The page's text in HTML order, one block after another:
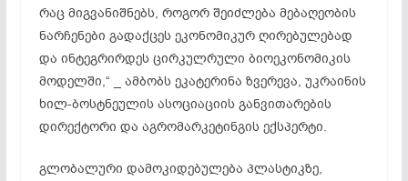
რაც მიგვანიშნებს, როგორ შეიძლება მებაღეობის
ნარჩენები გადაქცეს ეკონომიკურ ღირებულებად
და ინტეგრირდეს ცირკულრული ბიოეკონომიკის
მოდელში,“ _ ამბობს ეკატერინა ზვერევა, უკრაინის
ხილ-ბოსტნეულის ასოციაციის განვითარების
დირექტორი და აგრომარკეტინგის ექსპერტი.
გლობალური დამოკიდებულება პლასტიკზე,